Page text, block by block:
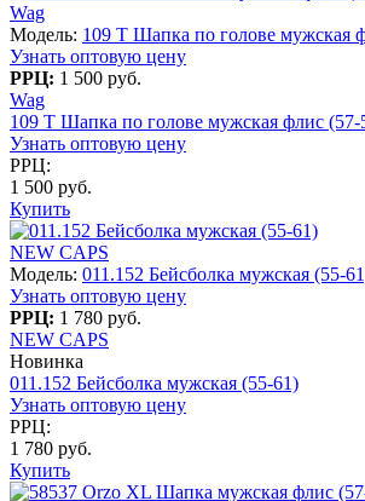
Wag
Модель: 109 T Шапка по голове мужская
Узнать оптовую цену
РРЦ: 1 500 руб.
Wag
109 T Шапка по голове мужская флис (57-
Узнать оптовую цену
РРЦ:
1 500 руб.
Купить
NEW CAPS
Модель: 011.152 Бейсболка мужская (55-
Узнать оптовую цену
РРЦ: 1 780 руб.
NEW CAPS
Новинка
011.152 Бейсболка мужская (55-61)
Узнать оптовую цену
РРЦ:
1 780 руб.
Купить